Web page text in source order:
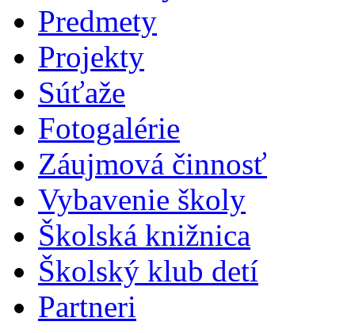
Predmety
Projekty
Súťaže
Fotogalérie
Záujmová činnosť
Vybavenie školy
Školská knižnica
Školský klub detí
Partneri